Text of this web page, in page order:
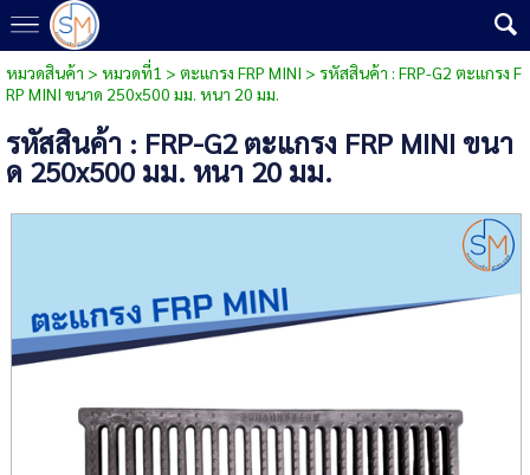
หมวดสินค้า > หมวดที่1 > ตะแกรง FRP MINI > รหัสสินค้า : FRP-G2 ตะแกรง F
RP MINI ขนาด 250x500 มม. หนา 20 มม.
รหัสสินค้า : FRP-G2 ตะแกรง FRP MINI ขนา
ด 250x500 มม. หนา 20 มม.